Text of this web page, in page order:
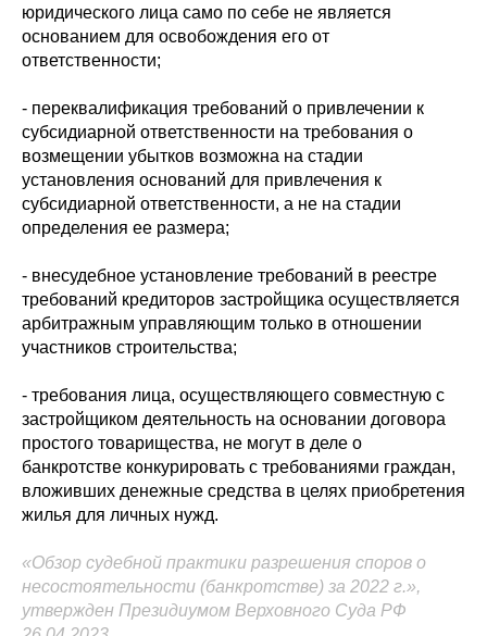
юридического лица само по себе не является
основанием для освобождения его от
ответственности;
- переквалификация требований о привлечении к
субсидиарной ответственности на требования о
возмещении убытков возможна на стадии
установления оснований для привлечения к
субсидиарной ответственности, а не на стадии
определения ее размера;
- внесудебное установление требований в реестре
требований кредиторов застройщика осуществляется
арбитражным управляющим только в отношении
участников строительства;
- требования лица, осуществляющего совместную с
застройщиком деятельность на основании договора
простого товарищества, не могут в деле о
банкротстве конкурировать с требованиями граждан,
вложивших денежные средства в целях приобретения
жилья для личных нужд.
«Обзор судебной практики разрешения споров о
несостоятельности (банкротстве) за 2022 г.»,
утвержден Президиумом Верховного Суда РФ